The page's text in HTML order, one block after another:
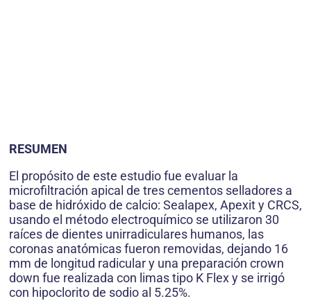
RESUMEN
El propósito de este estudio fue evaluar la
microfiltración apical de tres cementos selladores a
base de hidróxido de calcio: Sealapex, Apexit y CRCS,
usando el método electroquímico se utilizaron 30
raíces de dientes unirradiculares humanos, las
coronas anatómicas fueron removidas, dejando 16
mm de longitud radicular y una preparación crown
down fue realizada con limas tipo K Flex y se irrigó
con hipoclorito de sodio al 5.25%.